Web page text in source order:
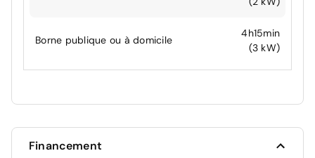
Borne publique ou à domicile
4h15min
(3 kW)
Financement